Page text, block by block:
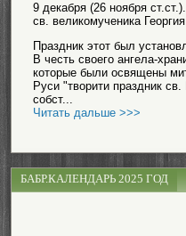
9 декабря (26 ноября
св. великомученика
Праздник этот был
В честь своего ангела-
которые были освящены
Руси "творити праздник
собст...
Читать дальше >>>
БАБР.КАЛЕНДАРЬ 2025 ГОД